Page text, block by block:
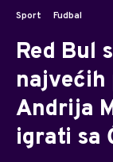
Sport Fudbal
Red Bul
najvećih
Andrija
igrati sa